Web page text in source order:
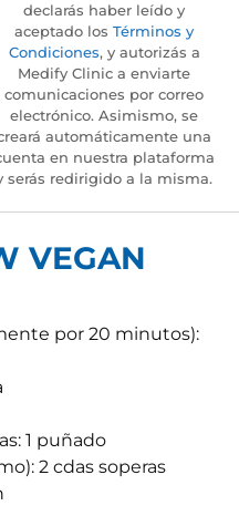
declarás haber leído y
aceptado los Términos y
Condiciones, y autorizás a
Medify Clinic a enviarte
comunicaciones por correo
electrónico. Asimismo, se
automáticamente una
en nuestra plataforma
serás redirigido a la misma.
VEGAN
por 20 minutos):
1 puñado
2 cdas soperas